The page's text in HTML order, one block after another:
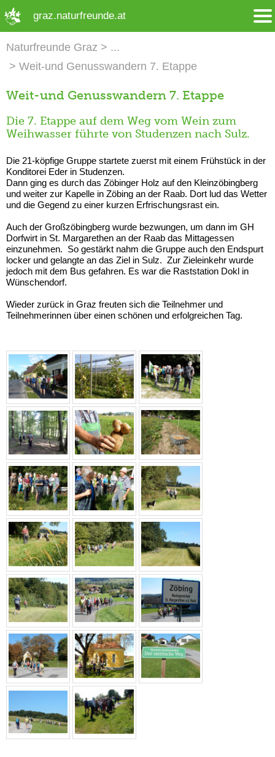
graz.naturfreunde.at
Naturfreunde Graz
Weit-und Genusswandern 7. Etappe
Weit-und Genusswandern 7. Etappe
Die 7. Etappe auf dem Weg vom Wein zum
Weihwasser führte von Studenzen nach Sulz.
Die 21-köpfige Gruppe startete zuerst mit einem Frühstück in der
Konditorei Eder in Studenzen.
Dann ging es durch das Zöbinger Holz auf den Kleinzöbingberg
und weiter zur Kapelle in Zöbing an der Raab. Dort lud das Wetter
und die Gegend zu einer kurzen Erfrischungsrast ein.
Auch der Großzöbingberg wurde bezwungen, um dann im GH
Dorfwirt in St. Margarethen an der Raab das Mittagessen
einzunehmen. So gestärkt nahm die Gruppe auch den Endspurt
locker und gelangte an das Ziel in Sulz. Zur Zieleinkehr wurde
jedoch mit dem Bus gefahren. Es war die Raststation Dokl in
Wünschendorf.
Wieder zurück in Graz freuten sich die Teilnehmer und
Teilnehmerinnen über einen schönen und erfolgreichen Tag.